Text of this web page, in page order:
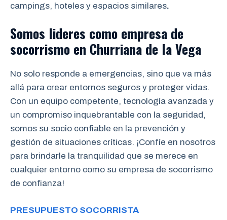
campings, hoteles y espacios similares.
Somos lideres como empresa de
socorrismo en Churriana de la Vega
No solo responde a emergencias, sino que va más
allá para crear entornos seguros y proteger vidas.
Con un equipo competente, tecnología avanzada y
un compromiso inquebrantable con la seguridad,
somos su socio confiable en la prevención y
gestión de situaciones críticas. ¡Confíe en nosotros
para brindarle la tranquilidad que se merece en
cualquier entorno como su empresa de socorrismo
de confianza!
PRESUPUESTO SOCORRISTA